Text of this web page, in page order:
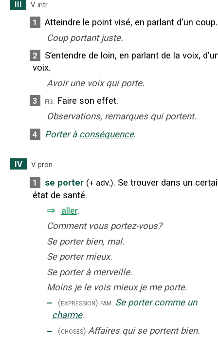
III V. intr.
1
Atteindre le point visé, en parlant d'un coup.
Coup portant juste.
2
S’entendre de loin, en parlant de la voix,
voix.
Avoir une voix qui porte.
3 fig. Faire son effet.
Observations, remarques qui portent.
4 Porter à conséquence.
IV V. pron.
1 se porter (+ adv.). Se trouver dans un
état de santé.
⇒ aller.
Comment vous portez-vous?
Se porter bien, mal.
Se porter mieux.
Se porter à merveille.
Moins je le vois mieux je me porte.
‒ (expression) fam. Se porter comme un
charme.
‒ (choses) Affaires qui se portent bien.